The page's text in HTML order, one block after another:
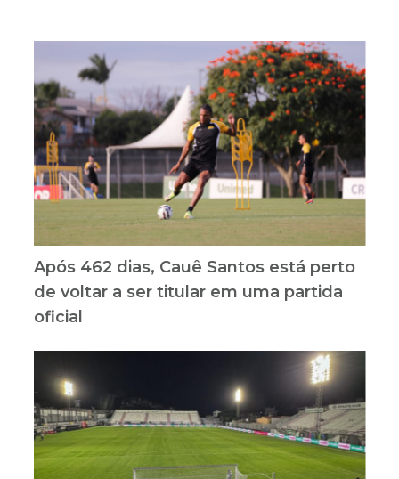
Após 462 dias, Cauê Santos está perto
de voltar a ser titular em uma partida
oficial